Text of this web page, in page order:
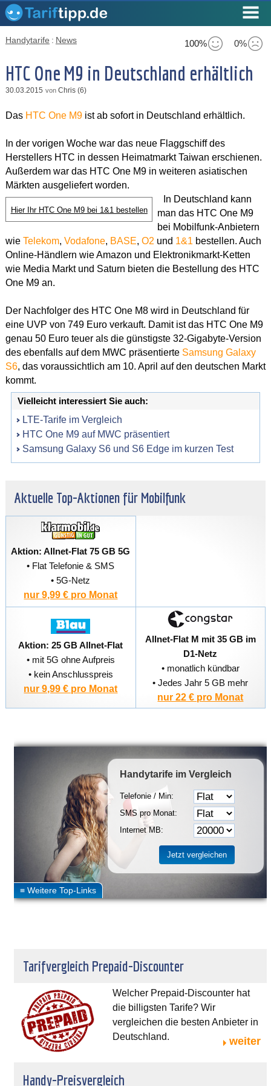
100% 0%
Handytarife : News
HTC One M9 in Deutschland erhältlich
30.03.2015 von Chris (6)
Das HTC One M9ist ab sofort in Deutschland erhältlich.
In der vorigen Woche war das neue Flaggschiff des
Herstellers HTC in dessen Heimatmarkt Taiwan erschienen.
Außerdem war das HTC One M9 in weiteren asiatischen
Märkten ausgeliefert worden.
Hier Ihr HTC One M9 bei 1&1 bestellen
In Deutschland kann
man das HTC One M9
bei Mobilfunk-Anbietern
wie Telekom, Vodafone, BASE, O2 und 1&1 bestellen. Auch
Online-Händlern wie Amazon und Elektronikmarkt-Ketten
wie Media Markt und Saturn bieten die Bestellung des HTC
One M9 an.
Der Nachfolger des HTC One M8 wird in Deutschland für
eine UVP von 749 Euro verkauft. Damit ist das HTC One M9
genau 50 Euro teuer als die günstigste 32-Gigabyte-Version
des ebenfalls auf dem MWC präsentierte Samsung Galaxy
S6, das voraussichtlich am 10. April auf den deutschen Markt
kommt.
Vielleicht interessiert Sie auch:
LTE-Tarife im Vergleich
HTC One M9 auf MWC präsentiert
Samsung Galaxy S6 und S6 Edge im kurzen Test
Aktuelle Top-Aktionen für Mobilfunk
Aktion: Allnet-Flat 75 GB 5G
• Flat Telefonie & SMS
• 5G-Netz
nur 9,99 € pro Monat
Aktion: 25 GB Allnet-Flat
• mit 5G ohne Aufpreis
• kein Anschlusspreis
nur 9,99 € pro Monat
Allnet-Flat M mit 35 GB im
D1-Netz
• monatlich kündbar
• Jedes Jahr 5 GB mehr
nur 22 € pro Monat
Handytarife im Vergleich
Telefonie / Min:
SMS pro Monat:
Internet MB:
Tarifvergleich Prepaid-Discounter
Welcher Prepaid-Discounter hat
die billigsten Tarife? Wir
vergleichen die besten Anbieter in
Deutschland.
weiter
Handy-Preisvergleich